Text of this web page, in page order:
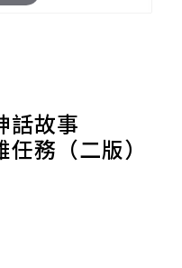
話故事
任務（二版）